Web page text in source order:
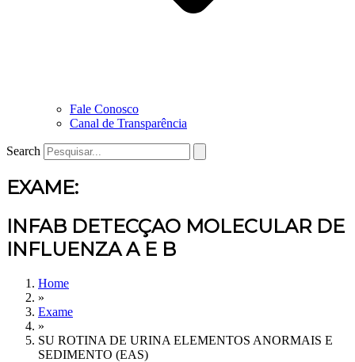
Fale Conosco
Canal de Transparência
Search
EXAME:
INFAB DETECÇAO MOLECULAR DE
INFLUENZA A E B
Home
»
Exame
»
SU ROTINA DE URINA ELEMENTOS ANORMAIS E
SEDIMENTO (EAS)